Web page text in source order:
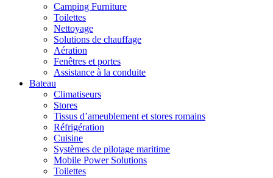
Camping Furniture
Toilettes
Nettoyage
Solutions de chauffage
Aération
Fenêtres et portes
Assistance à la conduite
Bateau
Climatiseurs
Stores
Tissus d’ameublement et stores romains
Réfrigération
Cuisine
Systèmes de pilotage maritime
Mobile Power Solutions
Toilettes